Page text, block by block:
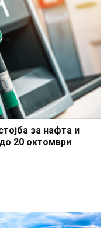
за нафта и
20 октомври